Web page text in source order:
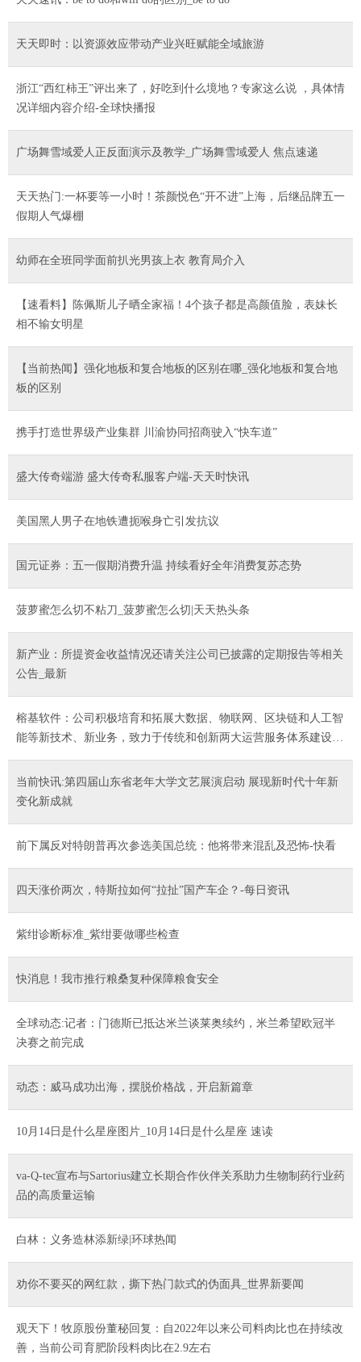
天天即时：以资源效应带动产业兴旺赋能全域旅游
浙江“西红柿王”评出来了，好吃到什么境地？专家这么说 ，具体情
况详细内容介绍-全球快播报
广场舞雪域爱人正反面演示及教学_广场舞雪域爱人 焦点速递
天天热门:一杯要等一小时！茶颜悦色“开不进”上海，后继品牌五一
假期人气爆棚
幼师在全班同学面前扒光男孩上衣 教育局介入
【速看料】陈佩斯儿子晒全家福！4个孩子都是高颜值脸，表妹长
相不输女明星
【当前热闻】强化地板和复合地板的区别在哪_强化地板和复合地
板的区别
携手打造世界级产业集群 川渝协同招商驶入“快车道”
盛大传奇端游 盛大传奇私服客户端-天天时快讯
美国黑人男子在地铁遭扼喉身亡引发抗议
国元证券：五一假期消费升温 持续看好全年消费复苏态势
菠萝蜜怎么切不粘刀_菠萝蜜怎么切|天天热头条
新产业：所提资金收益情况还请关注公司已披露的定期报告等相关
公告_最新
榕基软件：公司积极培育和拓展大数据、物联网、区块链和人工智
能等新技术、新业务，致力于传统和创新两大运营服务体系建设，
当前快讯:第四届山东省老年大学文艺展演启动 展现新时代十年新
变化新成就
前下属反对特朗普再次参选美国总统：他将带来混乱及恐怖-快看
四天涨价两次，特斯拉如何“拉扯”国产车企？-每日资讯
紫绀诊断标准_紫绀要做哪些检查
快消息！我市推行粮桑复种保障粮食安全
全球动态:记者：门德斯已抵达米兰谈莱奥续约，米兰希望欧冠半
决赛之前完成
动态：威马成功出海，摆脱价格战，开启新篇章
10月14日是什么星座图片_10月14日是什么星座 速读
va-Q-tec宣布与Sartorius建立长期合作伙伴关系助力生物制药行业药
品的高质量运输
白林：义务造林添新绿|环球热闻
劝你不要买的网红款，撕下热门款式的伪面具_世界新要闻
观天下！牧原股份董秘回复：自2022年以来公司料肉比也在持续改
善，当前公司育肥阶段料肉比在2.9左右